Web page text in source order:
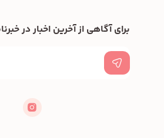
برای آگاهی از آخرین اخبار در